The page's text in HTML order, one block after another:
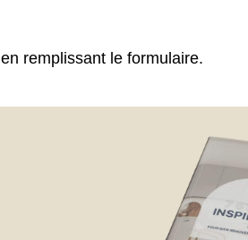
en remplissant le formulaire.